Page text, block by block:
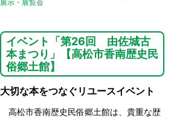
展示・展覧会
イベント「第26回 由佐城古
本まつり」【高松市香南歴史民
俗郷土館】
大切な本をつなぐリユースイベント
高松市香南歴史民俗郷土館は、貴重な歴